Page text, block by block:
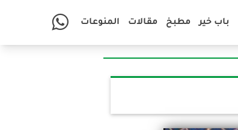
باب خير مطبخ مقالات المنوعات